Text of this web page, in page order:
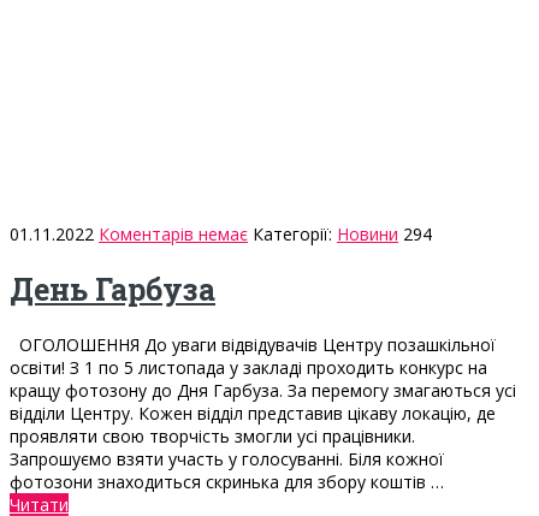
01.11.2022 Коментарів немає Категорії: Новини 294
День Гарбуза
ОГОЛОШЕННЯ До уваги відвідувачів Центру позашкільної
освіти! З 1 по 5 листопада у закладі проходить конкурс на
кращу фотозону до Дня Гарбуза. За перемогу змагаються усі
відділи Центру. Кожен відділ представив цікаву локацію, де
проявляти свою творчість змогли усі працівники.
Запрошуємо взяти участь у голосуванні. Біля кожної
фотозони знаходиться скринька для збору коштів …
Читати